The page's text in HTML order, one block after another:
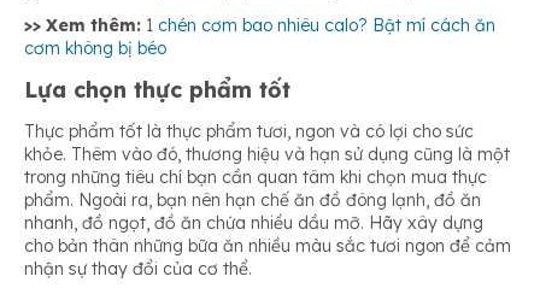
>> Xem thêm: 1 chén cơm bao nhiêu calo? Bật mí cách ăn
cơm không bị béo
Lựa chọn thực phẩm tốt
Thực phẩm tốt là thực phẩm tươi, ngon và có lợi cho sức
khỏe. Thêm vào đó, thương hiệu và hạn sử dụng cũng là một
trong những tiêu chí bạn cần quan tâm khi chọn mua thực
phẩm. Ngoài ra, bạn nên hạn chế ăn đồ đông lạnh, đồ ăn
nhanh, đồ ngọt, đồ ăn chứa nhiều dầu mỡ. Hãy xây dựng
cho bản thân những bữa ăn nhiều màu sắc tươi ngon để cảm
nhận sự thay đổi của cơ thể.